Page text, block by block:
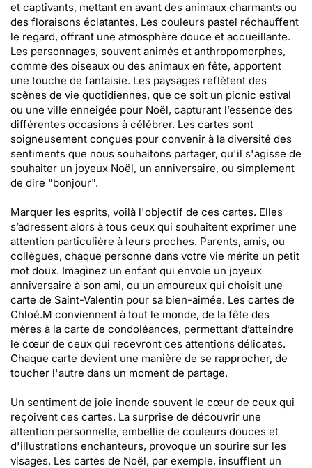
et captivants, mettant en avant des animaux charmants ou
des floraisons éclatantes. Les couleurs pastel réchauffent
le regard, offrant une atmosphère douce et accueillante.
Les personnages, souvent animés et anthropomorphes,
comme des oiseaux ou des animaux en fête, apportent
une touche de fantaisie. Les paysages reflètent des
scènes de vie quotidiennes, que ce soit un picnic estival
ou une ville enneigée pour Noël, capturant l’essence des
différentes occasions à célébrer. Les cartes sont
soigneusement conçues pour convenir à la diversité des
sentiments que nous souhaitons partager, qu'il s'agisse de
souhaiter un joyeux Noël, un anniversaire, ou simplement
de dire "bonjour".
Marquer les esprits, voilà l'objectif de ces cartes. Elles
s’adressent alors à tous ceux qui souhaitent exprimer une
attention particulière à leurs proches. Parents, amis, ou
collègues, chaque personne dans votre vie mérite un petit
mot doux. Imaginez un enfant qui envoie un joyeux
anniversaire à son ami, ou un amoureux qui choisit une
carte de Saint-Valentin pour sa bien-aimée. Les cartes de
Chloé.M conviennent à tout le monde, de la fête des
mères à la carte de condoléances, permettant d’atteindre
le cœur de ceux qui recevront ces attentions délicates.
Chaque carte devient une manière de se rapprocher, de
toucher l'autre dans un moment de partage.
Un sentiment de joie inonde souvent le cœur de ceux qui
reçoivent ces cartes. La surprise de découvrir une
attention personnelle, embellie de couleurs douces et
d'illustrations enchanteurs, provoque un sourire sur les
visages. Les cartes de Noël, par exemple, insufflent un